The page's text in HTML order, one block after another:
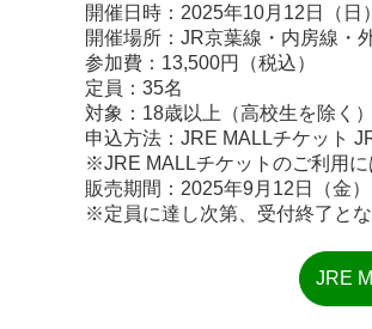
開催日時：2025年10月12日（日
開催場所：JR京葉線・内房線・
参加費：13,500円（税込）
定員：35名
対象：18歳以上（高校生を除く）
申込方法：JRE MALLチケット
※JRE MALLチケットのご利用に
販売期間：2025年9月12日（金
※定員に達し次第、受付終了とな
JRE